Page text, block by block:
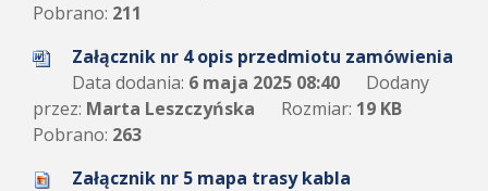
Pobrano: 211
Załącznik nr 4 opis przedmiotu zamówienia
Data dodania: 6 maja 2025 08:40
Dodany
przez: Marta Leszczyńska Rozmiar: 19 KB
Pobrano: 263
Załącznik nr 5 mapa trasy kabla